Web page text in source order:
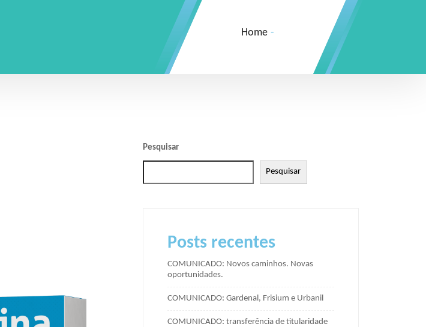
Home -
Pesquisar
Pesquisar
Posts recentes
COMUNICADO: Novos caminhos. Novas
oportunidades.
COMUNICADO: Gardenal, Frisium e Urbanil
COMUNICADO: transferência de titularidade